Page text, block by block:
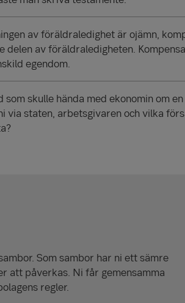
av föräldraledighet är ojämn,
delen av föräldraledigheten.
egendom.
som skulle hända med ekonomin om
via staten, arbetsgivaren och vilka
Som sambor har ni ett sämre
att påverkas. Ni får gemen­samma
regler.